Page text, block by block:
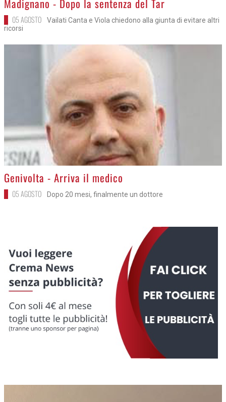
Madignano - Dopo la sentenza del Tar
05 AGOSTO
Vailati Canta e Viola chiedono alla giunta di evitare altri
ricorsi
>
Genivolta - Arriva il medico
05 AGOSTO Dopo 20 mesi, finalmente un dottore